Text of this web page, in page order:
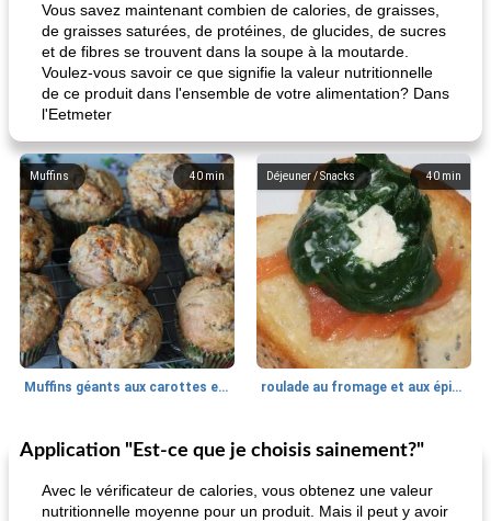
Vous savez maintenant combien de calories, de graisses,
de graisses saturées, de protéines, de glucides, de sucres
et de fibres se trouvent dans la soupe à la moutarde.
Voulez-vous savoir ce que signifie la valeur nutritionnelle
de ce produit dans l'ensemble de votre alimentation? Dans
l'Eetmeter
40 min
Muffins
Muffins géants aux carottes et à la banane de Nif
40 min
Déjeuner / Snacks
roulade au fromage et aux épinards
30min
Marques de confiance: recettes et
astuces
Viande et volaille
Application "Est-ce que je choisis sainement?"
Avec le vérificateur de calories, vous obtenez une valeur
nutritionnelle moyenne pour un produit. Mais il peut y avoir